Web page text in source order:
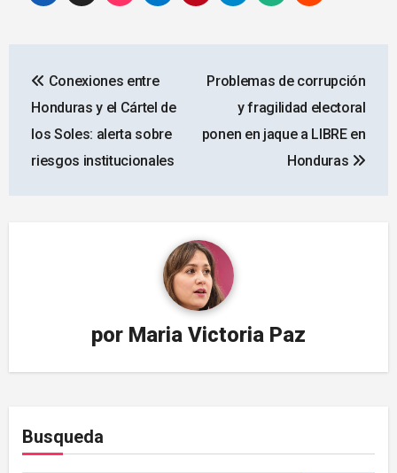
de
entradas
Conexiones entre
Honduras y el Cártel de
los Soles: alerta sobre
riesgos institucionales
Problemas de corrupción
y fragilidad electoral
ponen en jaque a LIBRE en
Honduras
por Maria Victoria Paz
Busqueda